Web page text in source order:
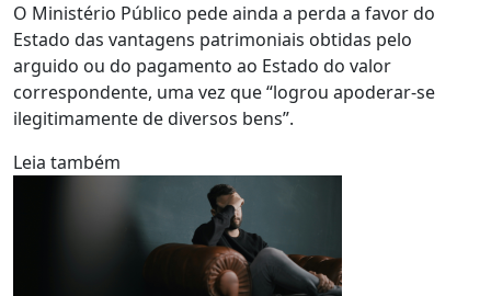
O Ministério Público pede ainda a perda a favor do
Estado das vantagens patrimoniais obtidas pelo
arguido ou do pagamento ao Estado do valor
correspondente, uma vez que “logrou apoderar-se
ilegitimamente de diversos bens”.
Leia também